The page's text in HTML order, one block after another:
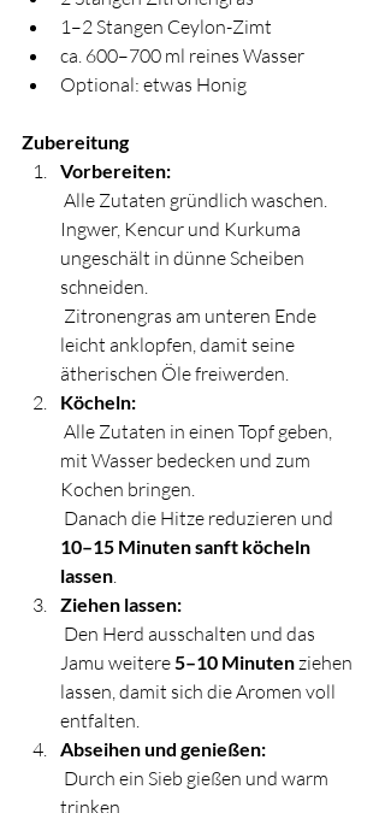
1–2 Stangen Ceylon-Zimt
ca. 600–700 ml reines Wasser
Optional: etwas Honig
Zubereitung
Vorbereiten:
Ingwer, Kencur und Kurkuma
ungeschält in dünne Scheiben
schneiden.
leicht anklopfen, damit seine
ätherischen Öle freiwerden.
Köcheln:
mit Wasser bedecken und zum
Kochen bringen.
Danach die Hitze reduzieren und
10–15 Minuten sanft köcheln
lassen.
Ziehen lassen:
Jamu weitere 5–10 Minuten ziehen
lassen, damit sich die Aromen voll
entfalten.
Abseihen und genießen:
trinken.